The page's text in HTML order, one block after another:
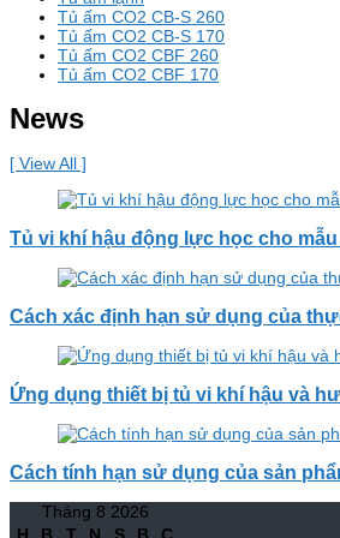
Tủ ấm CO2 CB-S 260
Tủ ấm CO2 CB-S 170
Tủ ấm CO2 CBF 260
Tủ ấm CO2 CBF 170
News
[ View All ]
Tủ vi khí hậu động lực học cho
Cách xác định hạn sử dụng của
Ứng dụng thiết bị tủ vi khí hậu và
Cách tính hạn sử dụng của sản
Tháng 8 2026